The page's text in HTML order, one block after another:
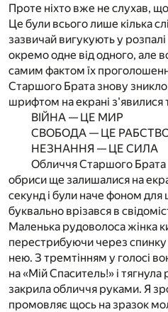
Проте ніхто вже не слухав,
Це були всього лише кілька
зазвичай вигукують у
окремо одне від одного, але
самим фактом їх
Старшого Брата знову
шрифтом на екрані з'явилися
ВІЙНА — ЦЕ МИР
СВОБОДА — ЦЕ
НЕЗНАННЯ — ЦЕ СИЛА
Обличчя Старшого Брата
обриси ще залишалися на
секунд і були наче фоном для
буквально врізався в
Маленька рудоволоса жінка
перестрибуючи через спинку
нею. З тремтінням у голосі
на «Мій Спаситель!» і
закрила обличчя руками. Я
промовляє щось на зразок